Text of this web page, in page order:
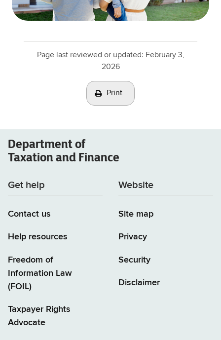
Page last reviewed or updated: February 3,
2026
Print
Department of
Taxation and Finance
Get help
Contact us
Help resources
Freedom of
Information Law
(FOIL)
Taxpayer Rights
Advocate
Website
Site map
Privacy
Security
Disclaimer